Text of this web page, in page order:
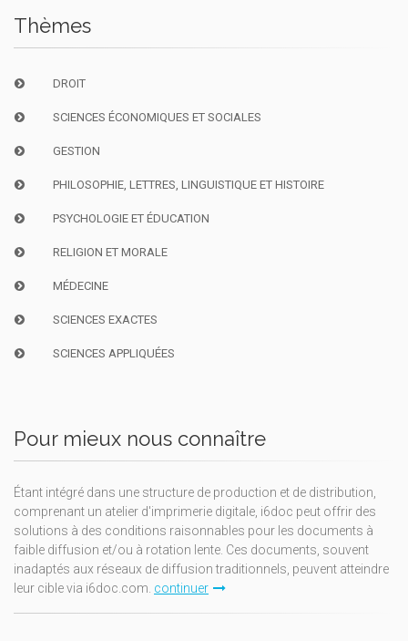
Thèmes
DROIT
SCIENCES ÉCONOMIQUES ET SOCIALES
GESTION
PHILOSOPHIE, LETTRES, LINGUISTIQUE ET HISTOIRE
PSYCHOLOGIE ET ÉDUCATION
RELIGION ET MORALE
MÉDECINE
SCIENCES EXACTES
SCIENCES APPLIQUÉES
Pour mieux nous connaître
Étant intégré dans une structure de production et de distribution,
comprenant un atelier d'imprimerie digitale, i6doc peut offrir des
solutions à des conditions raisonnables pour les documents à
faible diffusion et/ou à rotation lente. Ces documents, souvent
inadaptés aux réseaux de diffusion traditionnels, peuvent atteindre
leur cible via i6doc.com. continuer